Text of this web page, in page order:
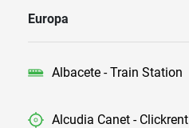
Europa
Albacete - Train Station
Alcudia Canet - Clickrent